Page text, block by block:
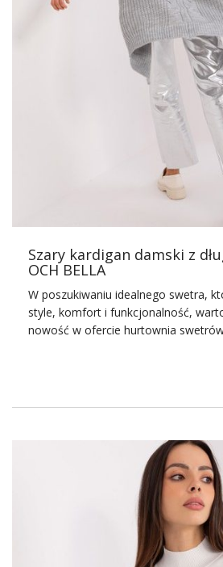
cena prezentowanego swetrów. W
znajdziecie na pewno najniższe ceny
ubrania hurtowo
Camelowy sweter
okrągłym dekoltem –
Wybór na Chłodne
Wykonany z wysokogatunkowych
sweter zapewnia nie tylko ciepło, ale
Szary kardigan damski z
OCH BELLA
W poszukiwaniu idealnego swetra,
style, komfort i funkcjonalność,
nowość w ofercie hurtownia
Już teraz zobacz ofertęhurtowni
Szary kardigan
rękawem OCH BELLA
komfort w jednym
Ten elegancki kardigan został